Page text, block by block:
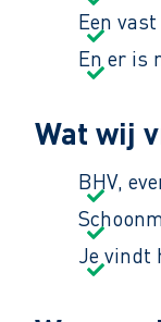
Een
En er is
Wat wij
BHV,
Je vindt